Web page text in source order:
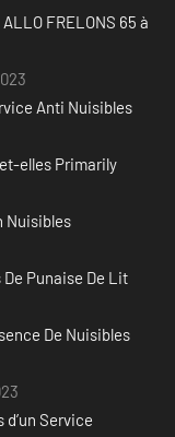
FRELONS 65 à
Anti Nuisibles
elles Primarily
Nuisibles
De Punaise De Lit
De Nuisibles
Service